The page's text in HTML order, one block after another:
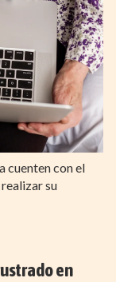
cuenten con el
su
en